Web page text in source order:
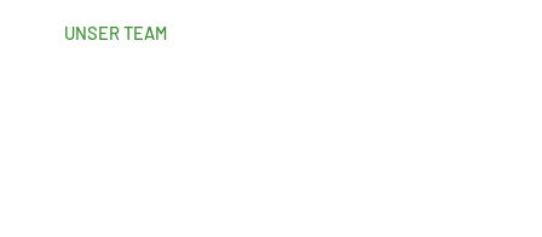
UNSER TEAM